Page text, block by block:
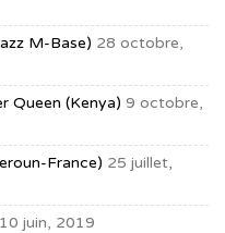
M-Base) 28 octobre,
Queen (Kenya) 9 octobre,
France) 25 juillet,
10 juin, 2019